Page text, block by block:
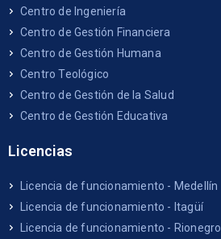
Centro de Ingeniería
Centro de Gestión Financiera
Centro de Gestión Humana
Centro Teológico
Centro de Gestión de la Salud
Centro de Gestión Educativa
Licencias
Licencia de funcionamiento - Medellín
Licencia de funcionamiento - Itagüí
Licencia de funcionamiento - Rionegro